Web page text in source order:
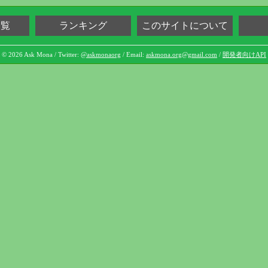
ランキング このサイトについて
© 2026 Ask Mona / Twitter: @askmonaorg / Email: askmona.org@gmail.com / 開発者向けAPI